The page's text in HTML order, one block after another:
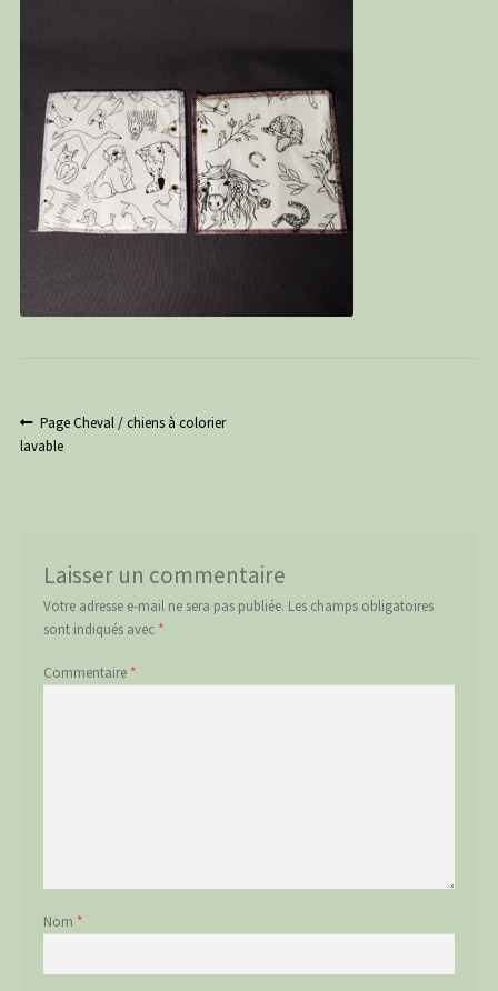
Navigation
de
Article
précédent :
Page Cheval / chiens à colorier
lavable
Laisser un commentaire
Votre adresse e-mail ne sera pas publiée. Les champs obligatoires
sont indiqués avec *
Commentaire *
Nom *